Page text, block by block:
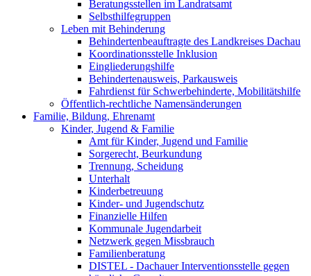
Beratungsstellen im Landratsamt
Selbsthilfegruppen
Leben mit Behinderung
Behindertenbeauftragte des Landkreises Dachau
Koordinationsstelle Inklusion
Eingliederungshilfe
Behindertenausweis, Parkausweis
Fahrdienst für Schwerbehinderte, Mobilitätshilfe
Öffentlich-rechtliche Namensänderungen
Familie, Bildung, Ehrenamt
Kinder, Jugend & Familie
Amt für Kinder, Jugend und Familie
Sorgerecht, Beurkundung
Trennung, Scheidung
Unterhalt
Kinderbetreuung
Kinder- und Jugendschutz
Finanzielle Hilfen
Kommunale Jugendarbeit
Netzwerk gegen Missbrauch
Familienberatung
DISTEL - Dachauer Interventionsstelle gegen